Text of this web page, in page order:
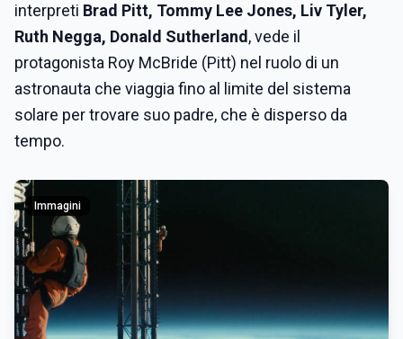
interpreti Brad Pitt, Tommy Lee Jones, Liv Tyler,
Ruth Negga, Donald Sutherland , vede il
protagonista Roy McBride (Pitt) nel ruolo di un
astronauta che viaggia fino al limite del sistema
solare per trovare suo padre, che è disperso da
tempo.
Immagini